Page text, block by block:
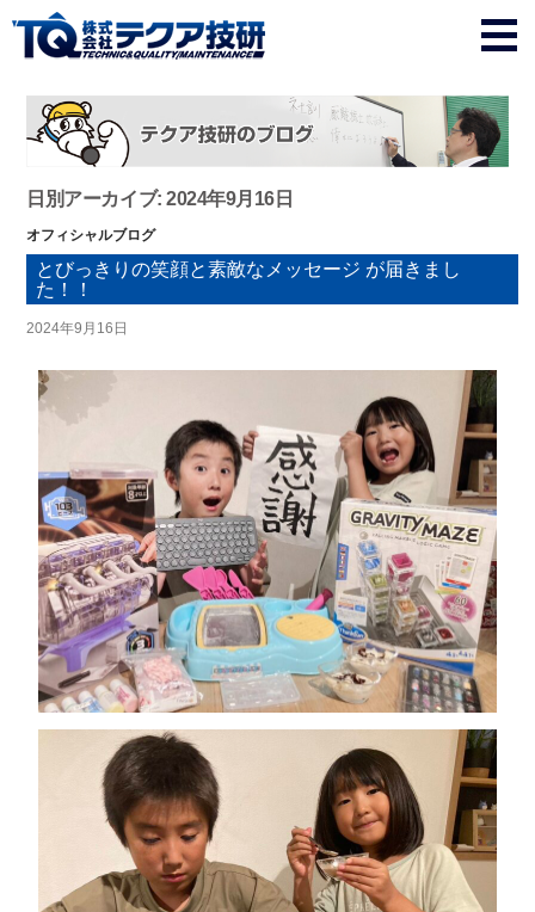
日別アーカイブ: 2024年9月16日
オフィシャルブログ
とびっきりの笑顔と素敵なメッセージ が届きまし
た！！
2024年9月16日